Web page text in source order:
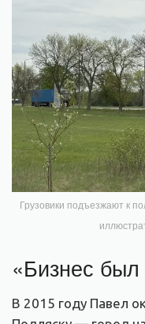
Грузовики подъезжают к
«Бизнес
В 2015 году Павел